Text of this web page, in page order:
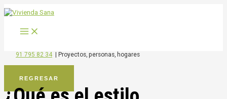
al
91 795 82 34 Proyectos, personas, hogares
REGRESAR